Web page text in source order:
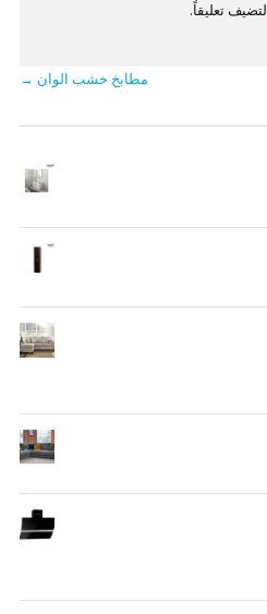
لتضيف تعليقاً.
مطابخ خشب الوان →